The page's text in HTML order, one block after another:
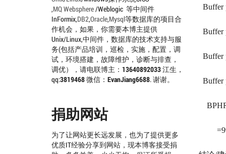
Buffer
Buffer
Buffer
Buffer
,MQWebsphere/Weblogic 等中间件
InFormix,DB2,Oracle,Mysql等数据库的项目合
作机会，如果，你需要本博主提供
Unix/Linux,中间件，数据库的技术支持与服
务(包括产品培训，巡检，实施，配置，调
试，环境搭建，故障维护，诊断与排查，
调优），请电联博主： 13640892033江生，
qq:3819468微信： EvanJiang6688. 谢谢。
捐助网站
为了让网站更长远发展，也为了提供更多
优质IT经验分享到网站，现本博客接受捐